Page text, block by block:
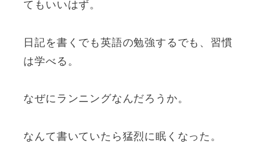
てもいいはず。
日記を書くでも英語の勉強するでも、習慣
は学べる。
なぜにランニングなんだろうか。
なんて書いていたら猛烈に眠くなった。